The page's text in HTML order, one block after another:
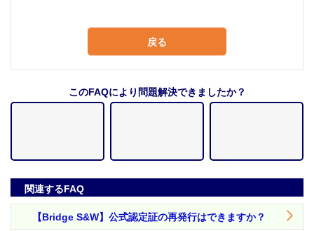
戻る
このFAQにより問題解決できましたか？
関連するFAQ
【Bridge S&W】公式認定証の再発行はできますか？